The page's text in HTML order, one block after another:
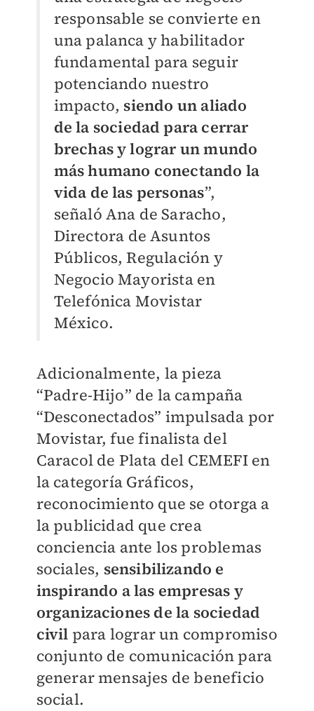
responsable se convierte en
una palanca y habilitador
fundamental para seguir
potenciando nuestro
impacto, siendo un aliado
de la sociedad para cerrar
brechas y lograr un mundo
más humano conectando la
vida de las personas”,
señaló Ana de Saracho,
Directora de Asuntos
Públicos, Regulación y
Negocio Mayorista en
Telefónica Movistar
México.
Adicionalmente, la pieza
“Padre-Hijo” de la campaña
“Desconectados” impulsada por
Movistar, fue finalista del
Caracol de Plata del CEMEFI en
la categoría Gráficos,
reconocimiento que se otorga a
la publicidad que crea
conciencia ante los problemas
sociales, sensibilizando e
inspirando a las empresas y
organizaciones de la sociedad
civil para lograr un compromiso
conjunto de comunicación para
generar mensajes de beneficio
social.